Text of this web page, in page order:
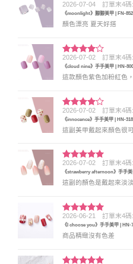
評分5 滿
分 5
2026-07-04 訂單末4碼
《moonlight》腳腳美甲 | FN-852
顏色漂亮 夏天好搭
評分4
滿分 5
2026-07-02 訂單末4碼
《cloud nine》手手美甲 | HN-800
這款顏色紫色加粉紅色
評分4
滿分 5
2026-07-02 訂單末4碼
《innocence》手手美甲 | HN-318
這副美甲戴起來顏色很
評分5 滿
分 5
2026-07-02 訂單末4碼
《strawberry afternoon》手手美
這副的顏色是戴起來淡
評分5 滿
分 5
2026-06-21 訂單末4碼
《I choose you》手手美甲 | HN-
商品精緻沒有色差